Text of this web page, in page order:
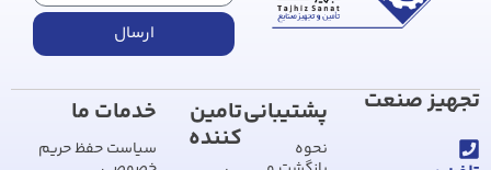
ارسال
تجهیز صنعت پشتیبانی
نحوه
تامین
کننده
خدمات ما
سیاست حفظ حریم